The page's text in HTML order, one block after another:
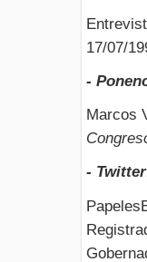
17/07/
-
Marcos
-